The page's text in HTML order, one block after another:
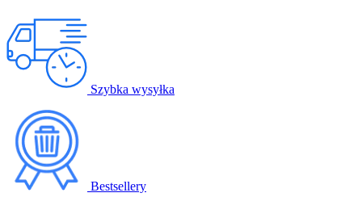
Szybka wysyłka
Bestsellery